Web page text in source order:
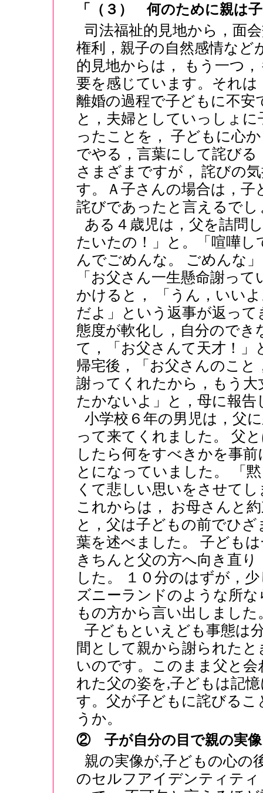
「（３） 何のために親は
司法福祉的見地から，面
権利，親子の自然感情など
的見地からは， もう一つ
要を感じています。それ
離婚の過程で子どもに不
と，夫婦としていっしょ
ったことを， 子どもに心
でやる，言葉にして詫び
さまざまですが， 詫びの
す。Ａ子さんの場合は，
詫びであったと言えるでし
ある４歳児は，父を詰問
たいたの！」と。「喧嘩
んでごめんな。 ごめんな
「お父さん一生懸命謝っ
かけると， 「うん，いい
だよ」という返事が返っ
態度が軟化し，自分ので
て，「お父さんて天才！
帰宅後，「お父さんのこ
謝ってくれたから，もう
たかないよ」と，母に報
小学校６年の男児は，父
って来てくれました。 父
したら何をすべきかを事
とになっていました。 「
くて悲しい思いをさせて
これからは， お母さんと
と，父は子どもの前でひ
葉を述べました。 子ども
きちんと父の方へ向き直
した。 １０分のはずが，
ズニーランドのような所
もの方から言い出しました
子どもといえども事態は
間として親から謝られた
いのです。このまま父と
れた父の姿を,子どもは記
す。父が子どもに詫びる
うか。
② 子が自分の目で親の実像
親の実像が,子どもの心の
のセルフアイデンティテ